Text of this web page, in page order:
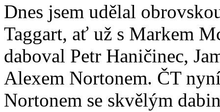
Dnes jsem udělal
Taggart, ať už s Markem
daboval Petr Haničinec,
Alexem Nortonem. ČT
Nortonem se skvělým